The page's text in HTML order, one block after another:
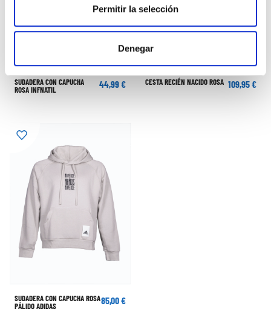
Permitir la selección
Denegar
SUDADERA CON CAPUCHA
ROSA INFNATIL
44,99 € CESTA RECIÉN NACIDO ROSA 109,95 €
SUDADERA CON CAPUCHA ROSA
PÁLIDO ADIDAS
85,00 €